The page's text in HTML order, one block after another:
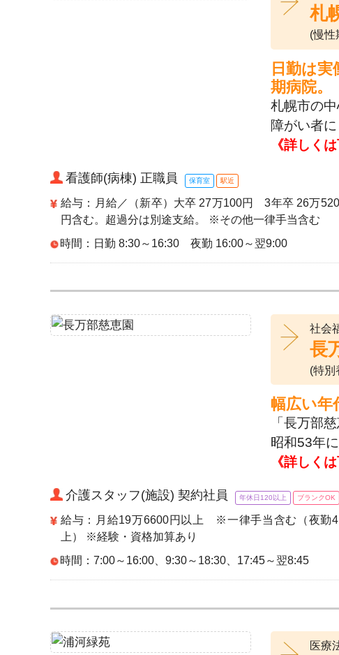
札
(慢性
日勤は
期病院。
札幌市の
障がい者
《詳しく
看護師(病棟) 正職員 保育室 駅近
給与：月給／（新卒）大卒 27万100円 3年卒 26万
円含む。超過分は別途支給。 ※その他一律手当含む
時間：日勤 8:30～16:30 夜勤 16:00～翌9:00
社会
長
(特別
幅広い年
「長万部
昭和53年
《詳しく
介護スタッフ(施設) 契約社員 年休日120以上 ブランクOK
給与：月給19万6600円以上 ※一律手当含む（夜勤
上） ※経験・資格加算あり
時間：7:00～16:00、9:30～18:30、17:45～翌8:45
医療